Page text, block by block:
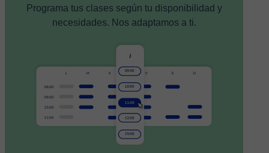
Programa tus clases según tu disponibilidad y
necesidades. Nos adaptamos a ti.